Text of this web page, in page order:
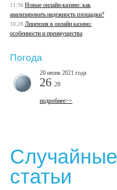
11:56 Новые онлайн-казино: как
анализировать надежность площадки?
10:28 Лицензия в онлайн казино:
особенности и преимущества
Погода
20 июня 2021 года
26 ..28
подробнее>>
Случайные
статьи